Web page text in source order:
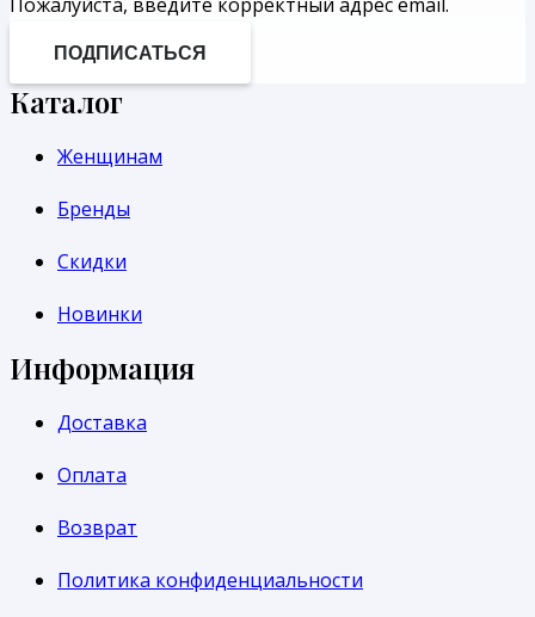
ПОДПИСАТЬСЯ
Каталог
Женщинам
Бренды
Скидки
Новинки
Информация
Доставка
Оплата
Возврат
Политика конфиденциальности